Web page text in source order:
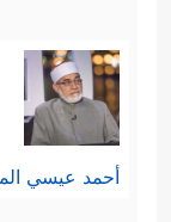
الصالح
ٱللَّهَ
مَرۡیَمَ﴾
أحمد عيسي